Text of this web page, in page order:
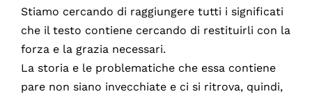
Stiamo cercando di raggiungere tutti i significati
che il testo contiene cercando di restituirli con la
forza e la grazia necessari.
La storia e le problematiche che essa contiene
pare non siano invecchiate e ci si ritrova, quindi,